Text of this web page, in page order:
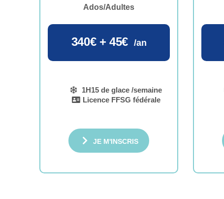
Ados/Adultes
340€ + 45€ /an
1H15 de glace /semaine
Licence FFSG fédérale
JE M'INSCRIS